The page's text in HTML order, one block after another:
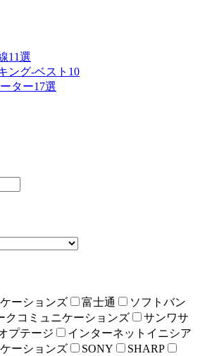
11選
ング-ベスト10
ター17選
ーションズ 富士通
ソフトバン
クコミュニケーションズ
サンワサ
プテージ
インターネットイニシア
ーションズ SONY
SHARP